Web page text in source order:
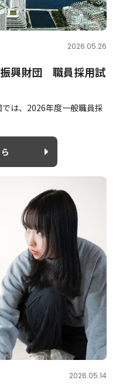
2026.05.26
興財団 職員採用試
は、2026年度一般職員採
2026.05.14